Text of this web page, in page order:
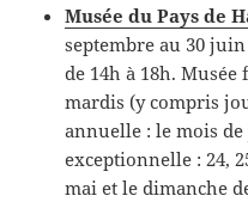
Musée du Pays de
septembre au 30
de 14h à 18h.
mardis (y compris
annuelle : le mois
exceptionnelle : 24,
mai et le dimanche